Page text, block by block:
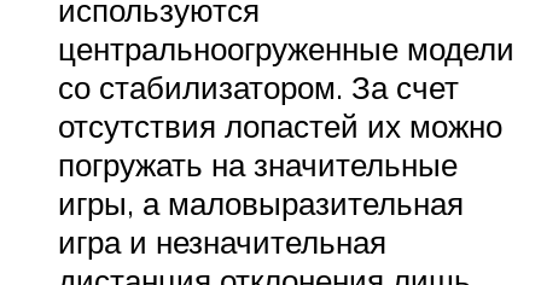
используются
центральноогруженные модели
со стабилизатором. За счет
отсутствия лопастей их можно
погружать на значительные
игры, а маловыразительная
игра и незначительная